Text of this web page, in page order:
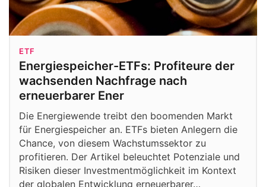
ETF
Energiespeicher-ETFs: Profiteure der
wachsenden Nachfrage nach
erneuerbarer Ener
Die Energiewende treibt den boomenden Markt
für Energiespeicher an. ETFs bieten Anlegern die
Chance, von diesem Wachstumssektor zu
profitieren. Der Artikel beleuchtet Potenziale und
Risiken dieser Investmentmöglichkeit im Kontext
der globalen Entwicklung erneuerbarer…